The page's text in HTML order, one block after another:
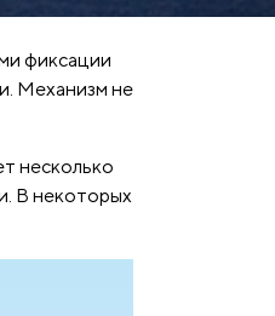
фиксации
Механизм не
несколько
В некоторых